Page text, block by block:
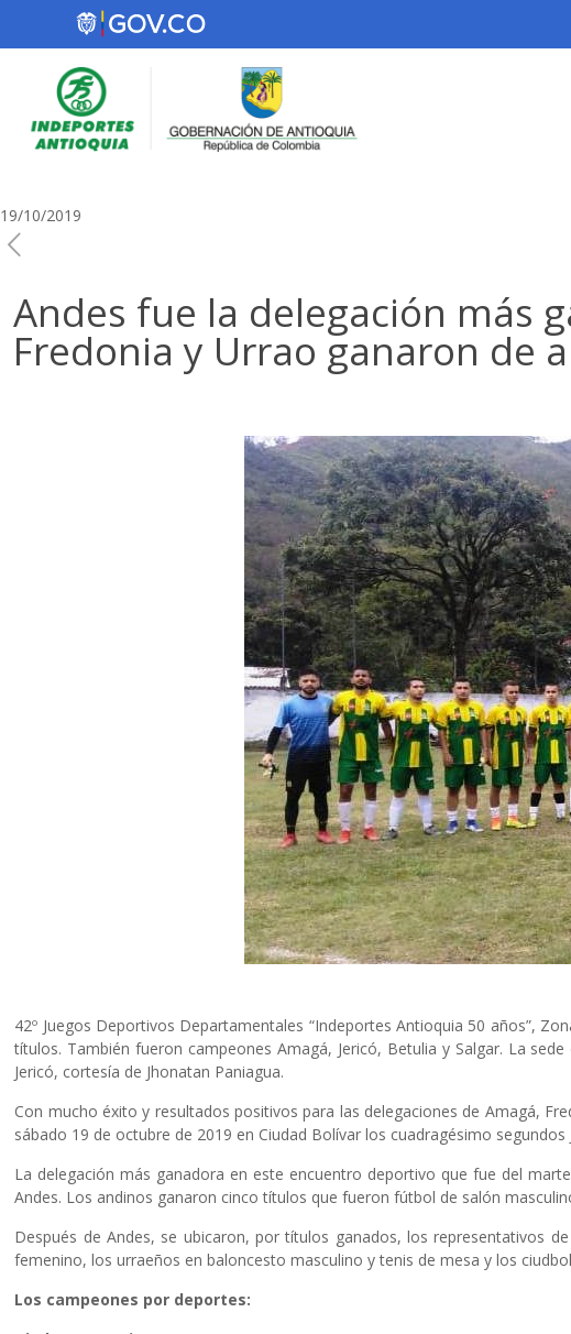
19/10/2019
Andes fue la delegación más
Fredonia y Urrao ganaron de
42º Juegos Deportivos Departamentales “Indeportes Antioquia 50 años”,
títulos. También fueron campeones Amagá, Jericó, Betulia y Salgar. La
Jericó, cortesía de Jhonatan Paniagua.
Con mucho éxito y resultados positivos para las delegaciones de Amagá,
sábado 19 de octubre de 2019 en Ciudad Bolívar los cuadragésimo
La delegación más ganadora en este encuentro deportivo que fue del
Andes. Los andinos ganaron cinco títulos que fueron fútbol de salón
Después de Andes, se ubicaron, por títulos ganados, los representativos
femenino, los urraeños en baloncesto masculino y tenis de mesa y los
Los campeones por deportes: